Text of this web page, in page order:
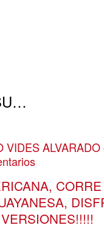
VIDES ALVARADO
CORRE